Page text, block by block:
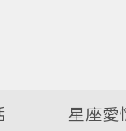
星座愛